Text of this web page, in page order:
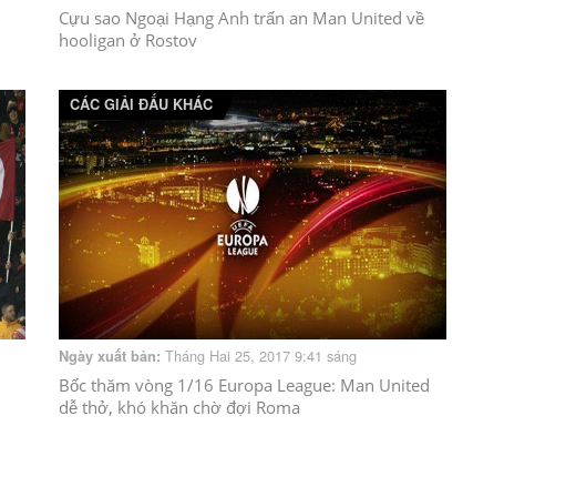
Cựu sao Ngoại Hạng Anh trấn an Man United về
hooligan ở Rostov
CÁC GIẢI ĐẤU KHÁC
Ngày xuất bản: Tháng Hai 25, 2017 9:41 sáng
Bốc thăm vòng 1/16 Europa League: Man United
dễ thở, khó khăn chờ đợi Roma